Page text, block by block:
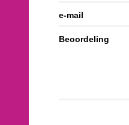
e-mail
Beoordeling